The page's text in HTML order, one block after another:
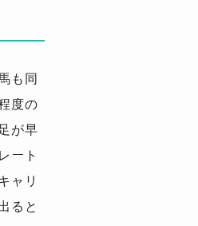
も同
度の
が早
ート
ャリ
ると